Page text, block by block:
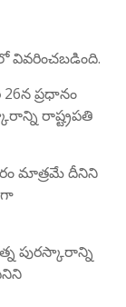
వివరించబడింది.
ప్రధానం
రాష్ట్రపతి
మాత్రమే దీనిని
పురస్కారాన్ని